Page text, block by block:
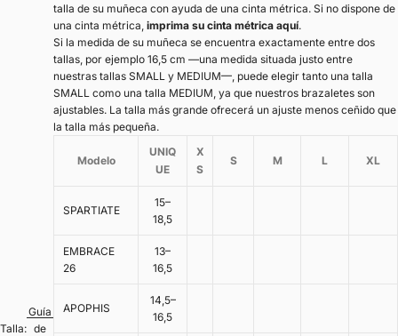
Talla:
Guía
de
talla de su muñeca con ayuda de una cinta métrica. Si no dispone de
una cinta métrica, imprima su cinta métrica aquí.
Si la medida de su muñeca se encuentra exactamente entre dos
tallas, por ejemplo 16,5 cm —una medida situada justo entre
nuestras tallas SMALL y MEDIUM—, puede elegir tanto una talla
SMALL como una talla MEDIUM, ya que nuestros brazaletes son
ajustables. La talla más grande ofrecerá un ajuste menos ceñido que
la talla más pequeña.
Modelo
UNIQ
UE
X
S
S M L XL
SPARTIATE
15–
18,5
EMBRACE
26
13–
16,5
APOPHIS
14,5–
16,5